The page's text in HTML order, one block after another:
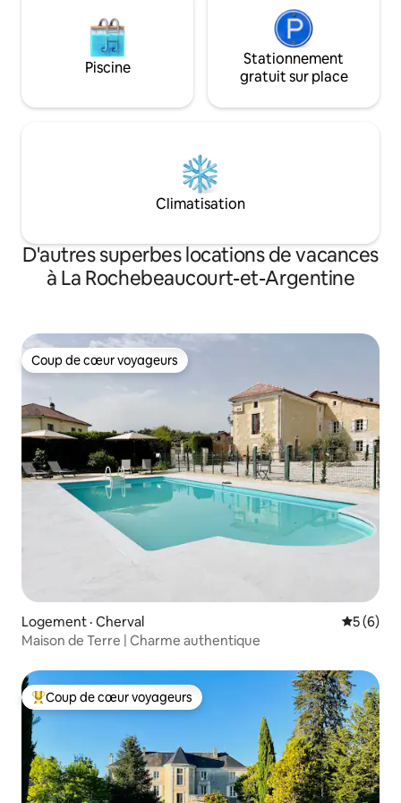
Piscine
Stationnement
gratuit sur place
Climatisation
D'autres superbes locations de vacances
à La Rochebeaucourt-et-Argentine
Coup de cœur voyageurs
Coup de cœur voyageurs
Logement · Cherval Note
5 (6)
Maison de Terre | Charme authentique
Coup de cœur voyageurs parmi les plus aimés
Coup de cœur voyageurs